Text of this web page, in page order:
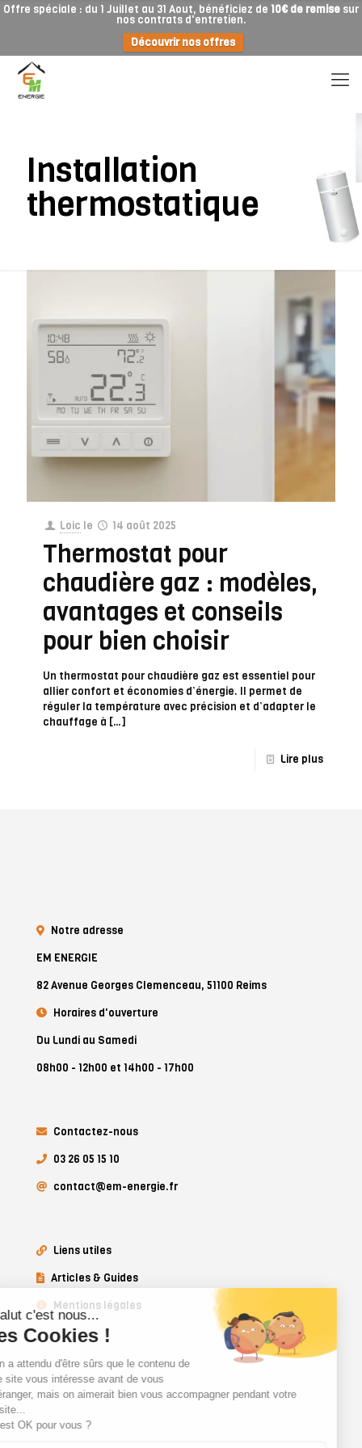
Offre spéciale : du 1 Juillet au 31 Aout, bénéficiez de 10€ de remise sur
nos contrats d'entretien.
Découvrir nos offres
Installation
thermostatique
Loic le 14 août 2025
Thermostat pour
chaudière gaz : modèles,
avantages et conseils
pour bien choisir
Un thermostat pour chaudière gaz est essentiel pour
allier confort et économies d’énergie. Il permet de
réguler la température avec précision et d’adapter le
chauffage à […]
Lire plus
Notre adresse
EM ENERGIE
82 Avenue Georges Clemenceau, 51100 Reims
Horaires d'ouverture
Du Lundi au Samedi
08h00 - 12h00 et 14h00 - 17h00
Contactez-nous
03 26 05 15 10
contact@em-energie.fr
Liens utiles
Articles & Guides
Mentions légales